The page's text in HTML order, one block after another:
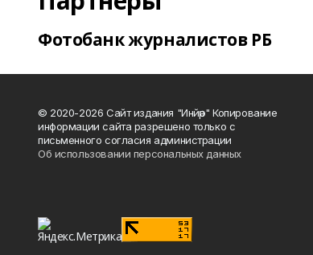
Фотобанк журналистов РБ
© 2020-2026 Сайт издания "Инйәр" Копирование
информации сайта разрешено только с
письменного согласия администрации
Об использовании персональных данных